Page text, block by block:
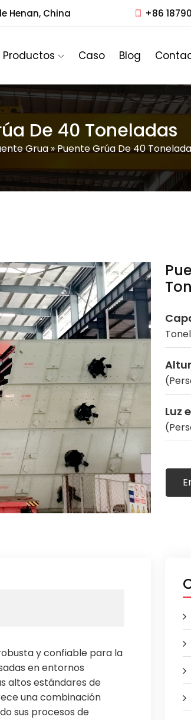
Henan, China +86
Productos Caso Blog
De 40 Toneladas
Grua»Puente Grúa De 40
Luz
y confiable para la
en entornos
altos estándares de
una combinación
sus procesos de